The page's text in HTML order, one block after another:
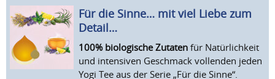
Für die Sinne… mit viel Liebe zum
Detail…
100% biologische Zutaten für Natürlichkeit
und intensiven Geschmack vollenden jeden
Yogi Tee aus der Serie „Für die Sinne“.